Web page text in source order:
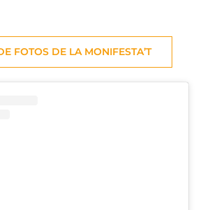
FOTOS DE LA MONIFESTA’T